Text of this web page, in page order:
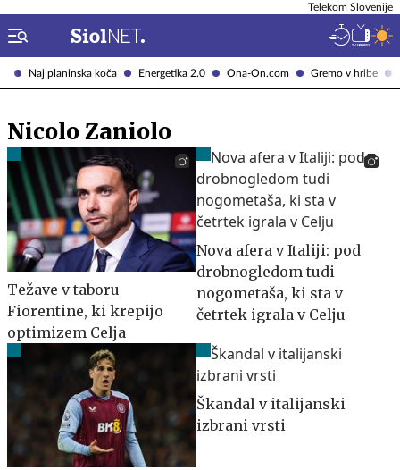
Naj planinska koča Energetika 2.0 Ona-On.com Gremo v hribe
Telekom Slovenije
Nicolo Zaniolo
Težave v taboru
Fiorentine, ki krepijo
optimizem Celja
Nova afera v Italiji: pod
drobnogledom tudi
nogometaša, ki sta v
četrtek igrala v Celju
Škandal v italijanski
izbrani vrsti